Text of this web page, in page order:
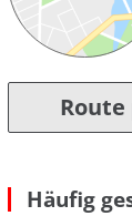
Häufig